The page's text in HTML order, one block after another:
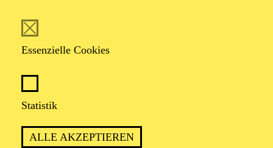
Essenzielle Cookies
Statistik
ALLE AKZEPTIEREN